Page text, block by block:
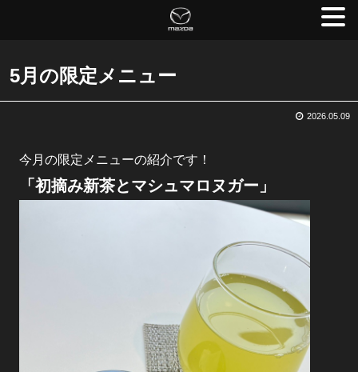
5月の限定メニュー
2026.05.09
今月の限定メニューの紹介です！
「初摘み新茶とマシュマロヌガー」